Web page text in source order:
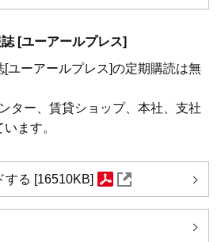
[ユーアールプレス]
[ユーアールプレス]の定期購読は無
ター、賃貸ショップ、本社、支社
ます。
する [16510KB]